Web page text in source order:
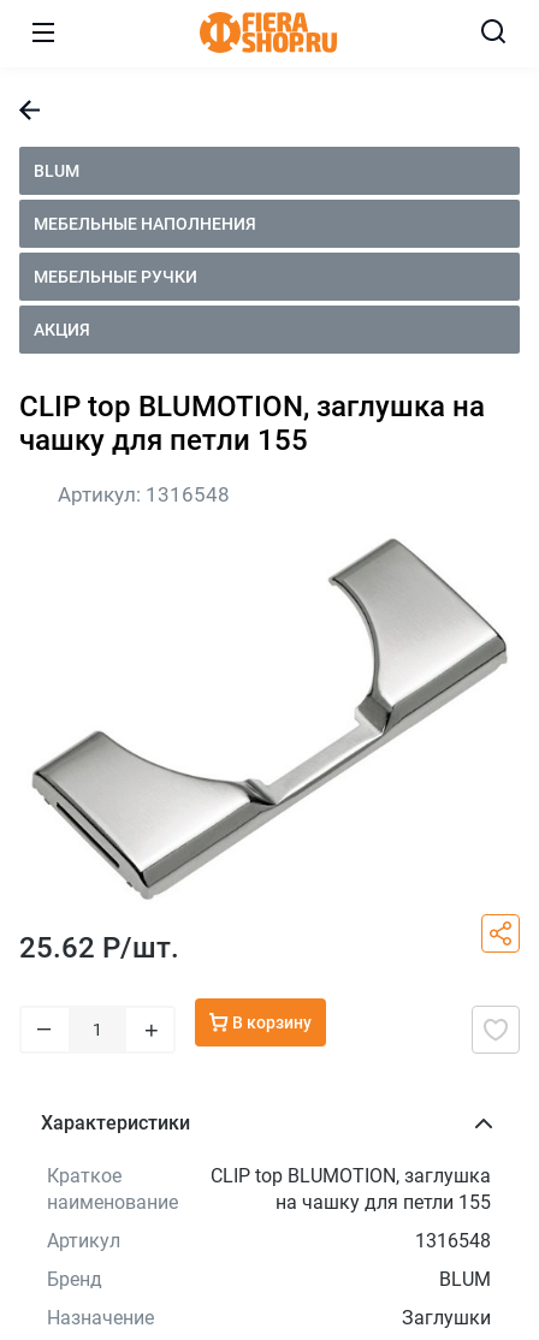
BLUM
МЕБЕЛЬНЫЕ НАПОЛНЕНИЯ
МЕБЕЛЬНЫЕ РУЧКИ
АКЦИЯ
CLIP top BLUMOTION, заглушка на
чашку для петли 155
Артикул: 1316548
25.62 Р/шт.
– + В корзину
Характеристики
Краткое
наименование
CLIP top BLUMOTION, заглушка
на чашку для петли 155
Артикул
1316548
Бренд
BLUM
Назначение
Заглушки